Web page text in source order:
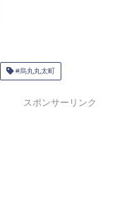
#烏丸丸太町
スポンサーリンク